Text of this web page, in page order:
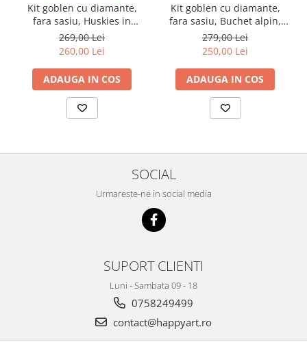
Kit goblen cu diamante,
fara sasiu, Huskies in
echipa, 38X70 cm, diamante
patrate, 51 culori, nivel
avansat, DE6063
269,00 Lei
260,00 Lei
ADAUGA IN COS
Kit goblen cu diamante,
fara sasiu, Buchet alpin,
70X48 cm, diamante
patrate, 49 culori, nivel
avansat, DE677
279,00 Lei
250,00 Lei
ADAUGA IN COS
SOCIAL
Urmareste-ne in social media
SUPORT CLIENTI
Luni - Sambata 09 - 18
0758249499
contact@happyart.ro